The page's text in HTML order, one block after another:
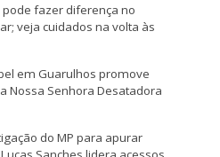
pode fazer diferença no
veja cuidados na volta às
em Guarulhos promove
Nossa Senhora Desatadora
do MP para apurar